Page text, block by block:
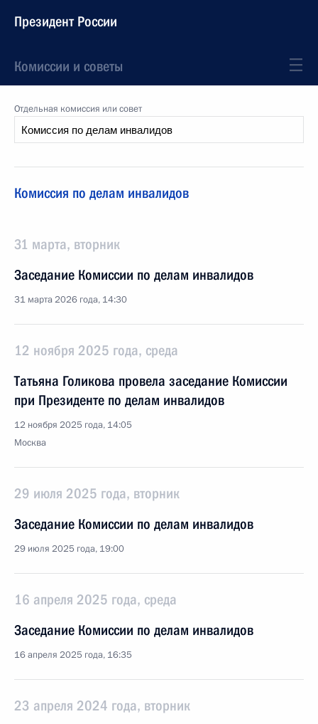
Президент России
Комиссии и советы
Отдельная комиссия или совет
Комиссия по делам инвалидов
31 марта, вторник
Заседание Комиссии по делам инвалидов
31 марта 2026 года, 14:30
12 ноября 2025 года, среда
Татьяна Голикова провела заседание Комиссии
при Президенте по делам инвалидов
12 ноября 2025 года, 14:05
Москва
29 июля 2025 года, вторник
Заседание Комиссии по делам инвалидов
29 июля 2025 года, 19:00
16 апреля 2025 года, среда
Заседание Комиссии по делам инвалидов
16 апреля 2025 года, 16:35
23 апреля 2024 года, вторник